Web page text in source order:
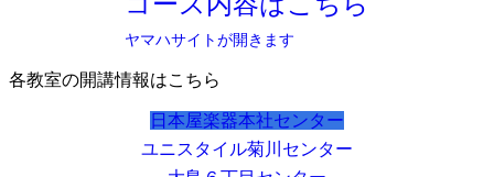
ヤマハサイトが開きます
各教室の開講情報はこちら
日本屋楽器本社センター
ユニスタイル菊川センター